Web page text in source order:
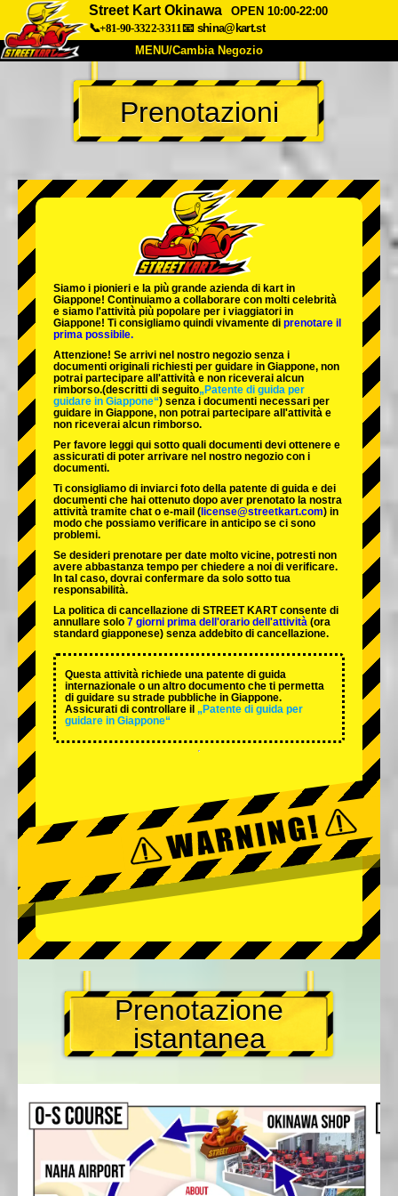
Street Kart Okinawa
OPEN 10:00-22:00
📞+81-90-3322-3311📧 shina@kart.st
MENU/Cambia Negozio
INIZIO
Chi Siamo Specifiche Prezzo
Azienda Prenotazioni
Cambia Negozio
Tokyo Shinagawa Tokyo Akihabara#1
Tokyo Akihabara#2
Tokyo Shibuya Annex Tokyo Bay
Tokyo Asakusa Osaka
Okinawa
Prenotazioni
Siamo i pionieri e la più grande azienda di kart in
Giappone! Continuiamo a collaborare con molti celebrità
e siamo l'attività più popolare per i viaggiatori in
Giappone! Ti consigliamo quindi vivamente di prenotare il
prima possibile.
Attenzione! Se arrivi nel nostro negozio senza i
documenti originali richiesti per guidare in Giappone, non
potrai partecipare all'attività e non riceverai alcun
rimborso.(descritti di seguito„Patente di guida per
guidare in Giappone“) senza i documenti necessari per
guidare in Giappone, non potrai partecipare all'attività e
non riceverai alcun rimborso.
Per favore leggi qui sotto quali documenti devi ottenere e
assicurati di poter arrivare nel nostro negozio con i
documenti.
Ti consigliamo di inviarci foto della patente di guida e dei
documenti che hai ottenuto dopo aver prenotato la nostra
attività tramite chat o e-mail ( license@streetkart.com) in
modo che possiamo verificare in anticipo se ci sono
problemi.
Se desideri prenotare per date molto vicine, potresti non
avere abbastanza tempo per chiedere a noi di verificare.
In tal caso, dovrai confermare da solo sotto tua
responsabilità.
La politica di cancellazione di STREET KART consente di
annullare solo 7 giorni prima dell'orario dell'attività (ora
standard giapponese) senza addebito di cancellazione.
Questa attività richiede una patente di guida
internazionale o un altro documento che ti permetta
di guidare su strade pubbliche in Giappone.
Assicurati di controllare il „Patente di guida per
guidare in Giappone“
Prenotazione
istantanea